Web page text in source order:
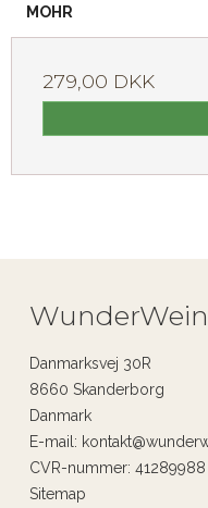
MOHR
279,00 DKK
WunderWein
Danmarksvej 30R
8660 Skanderborg
Danmark
E-mail :
CVR-nummer: 41289988
Sitemap